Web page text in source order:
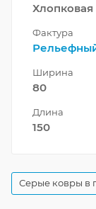
Хлопковая
Фактура
Ширина
80
Длина
150
Серые ковры в